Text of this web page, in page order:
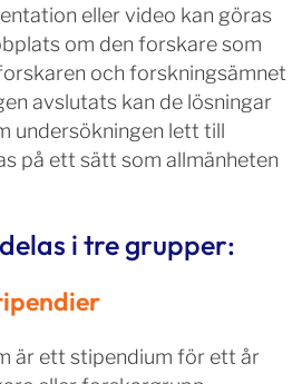
eller video kan göras
om den forskare som
och forskningsämnet
avslutats kan de lösningar
undersökningen lett till
på ett sätt som allmänheten
i tre grupper:
är ett stipendium för ett år